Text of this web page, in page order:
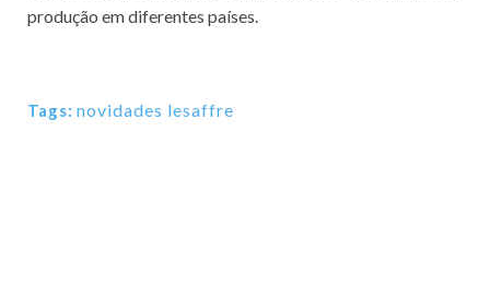
produção em diferentes países.
Tags: novidades lesaffre